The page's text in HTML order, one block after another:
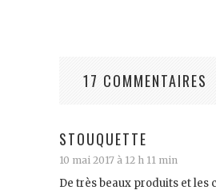
17 COMMENTAIRES
STOUQUETTE
10 mai 2017 à 12 h 11 min
De très beaux produits et les